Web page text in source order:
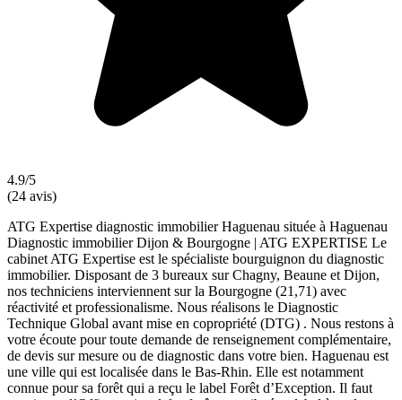
4.9/5
(24 avis)
ATG Expertise diagnostic immobilier Haguenau située à Haguenau
Diagnostic immobilier Dijon & Bourgogne | ATG EXPERTISE Le
cabinet ATG Expertise est le spécialiste bourguignon du diagnostic
immobilier. Disposant de 3 bureaux sur Chagny, Beaune et Dijon,
nos techniciens interviennent sur la Bourgogne (21,71) avec
réactivité et professionalisme. Nous réalisons le Diagnostic
Technique Global avant mise en copropriété (DTG) . Nous restons à
votre écoute pour toute demande de renseignement complémentaire,
de devis sur mesure ou de diagnostic dans votre bien. Haguenau est
une ville qui est localisée dans le Bas-Rhin. Elle est notamment
connue pour sa forêt qui a reçu le label Forêt d’Exception. Il faut